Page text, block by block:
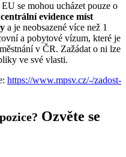
se mohou ucházet pouze o
centrální evidence míst
a je neobsazené více než 1
a pobytové vízum, které je
v ČR. Zažádat o ni lze
ve své vlasti.
https://www.mpsv.cz/-/zadost-
Ozvěte se